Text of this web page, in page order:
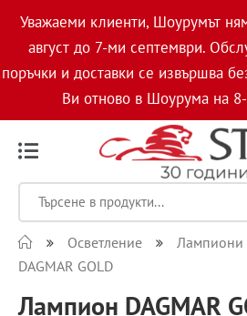
Уважаеми клиенти, Шоурумът
август до 7-ми септември.
поръчки и доставки се извършва
Ви отново в Шоурума на
Осветление Лампиони
DAGMAR GOLD
Лампион DAGMAR